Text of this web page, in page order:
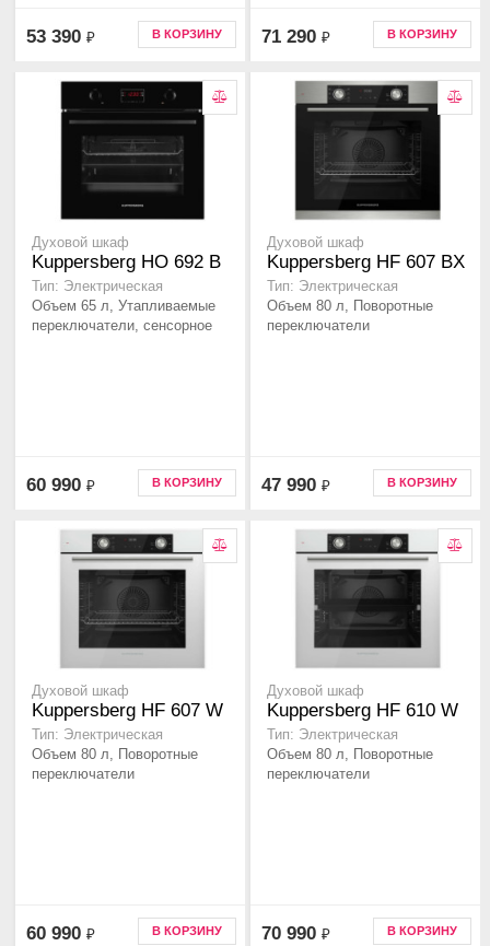
53 390 ₽ В КОРЗИНУ 71 290 ₽ В КОРЗИНУ
Духовой шкаф
Kuppersberg HO 692 B
Тип: Электрическая
Объем 65 л, Утапливаемые
переключатели, сенсорное
60 990 ₽ В КОРЗИНУ
Духовой шкаф
Kuppersberg HF 607 BX
Тип: Электрическая
Объем 80 л, Поворотные
переключатели
47 990 ₽ В КОРЗИНУ
Духовой шкаф
Kuppersberg HF 607 W
Тип: Электрическая
Объем 80 л, Поворотные
переключатели
60 990 ₽ В КОРЗИНУ
Духовой шкаф
Kuppersberg HF 610 W
Тип: Электрическая
Объем 80 л, Поворотные
переключатели
70 990 ₽ В КОРЗИНУ